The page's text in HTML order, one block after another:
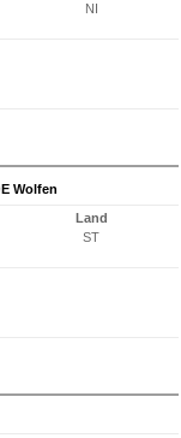
NI
Wolfen
Land
ST